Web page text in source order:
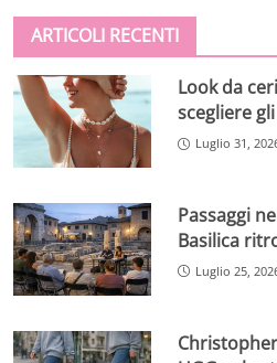
ARTICOLI RECENTI
Look da
scegliere
Luglio 31,
Passaggi
Basilica
Luglio 25,